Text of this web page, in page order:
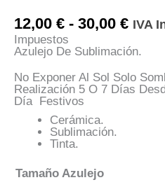
12,00 € - 30,00 €
De
Desde
IVA
Impuestos
Azulejo De Sublimación.
No Exponer Al Sol Solo
Realización 5 O 7 Días
Día Festivos
Cerámica.
Sublimación.
Tinta.
Tamaño Azulejo